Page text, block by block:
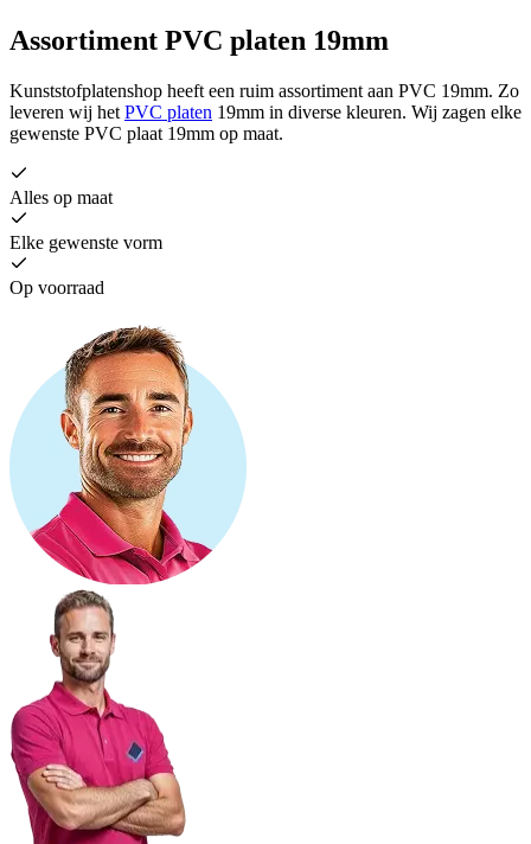
Assortiment PVC platen 19mm
Kunststofplatenshop heeft een ruim assortiment aan PVC 19mm. Zo
leveren wij het PVC platen 19mm in diverse kleuren. Wij zagen elke
gewenste PVC plaat 19mm op maat.
Alles op maat
Elke gewenste vorm
Op voorraad